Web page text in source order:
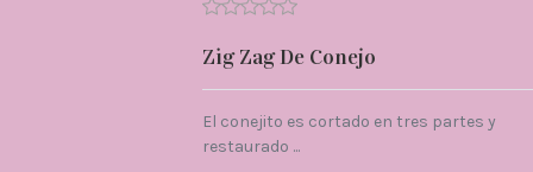
Zig Zag De Conejo
El conejito es cortado en tres partes y
restaurado ...